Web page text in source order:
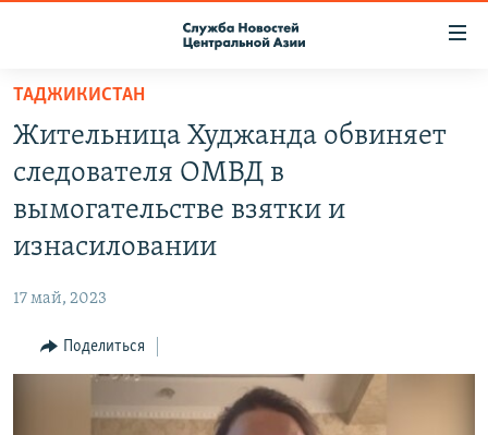
Вернуться
основному
содержанию
главной
Вернутся
поиску
МИГРАНТ МЕДИА
ТАДЖИКИСТАН
Жительница Худжанда обвиняет
следователя ОМВД в
вымогательстве взятки и
изнасиловании
17 май, 2023
Поделиться